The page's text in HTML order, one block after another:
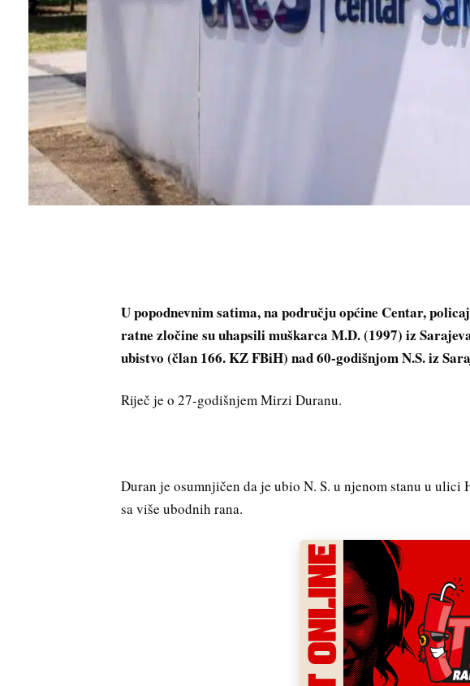
U popodnevnim satima, na području općine Centar,
ratne zločine su uhapsili muškarca M.D. (1997) iz
ubistvo (član 166. KZ FBiH) nad 60-godišnjom N.S. iz
Riječ je o 27-godišnjem Mirzi Duranu.
Duran je osumnjičen da je ubio N. S. u njenom stanu u ulici
sa više ubodnih rana.